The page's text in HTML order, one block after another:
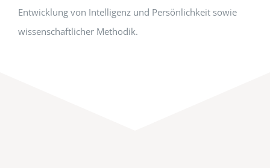
Entwicklung von Intelligenz und Persönlichkeit sowie
wissenschaftlicher Methodik.